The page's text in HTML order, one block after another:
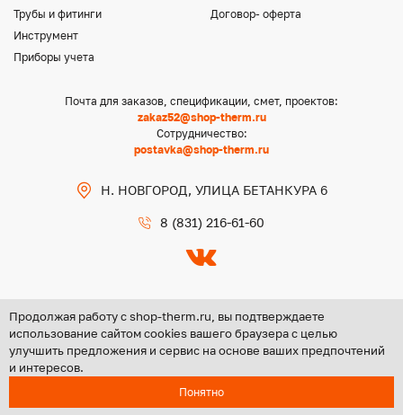
Трубы и фитинги
Инструмент
Приборы учета
Договор- оферта
Почта для заказов, спецификации, смет, проектов:
zakaz52@shop-therm.ru
Сотрудничество:
postavka@shop-therm.ru
Н. НОВГОРОД, УЛИЦА БЕТАНКУРА 6
8 (831) 216-61-60
Copyright @ 2026 ООО «ЦЕНТР ГРУПП НН»
Политика конфиденциальности
Продолжая работу с shop-therm.ru, вы подтверждаете
использование сайтом cookies вашего браузера с целью
улучшить предложения и сервис на основе ваших предпочтений
и интересов.
Понятно